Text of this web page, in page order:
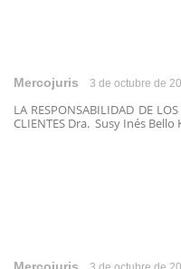
Mercojuris 3 de octubre de
LA RESPONSABILIDAD DE
CLIENTES Dra. Susy Inés